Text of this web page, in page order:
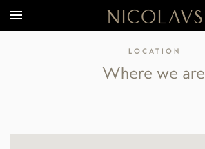
LOCATION
Where we are